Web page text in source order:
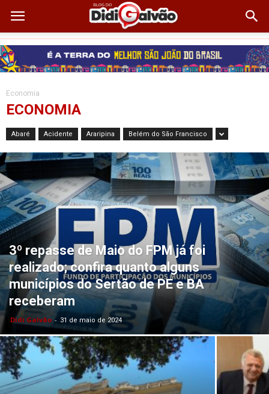
Economia
ECONOMIA
Abaré Acidente Araripina Belém do São Francisco
3º repasse de Maio do FPM já foi
realizado; confira quanto alguns
municípios do Sertão de PE e BA
receberam
Didi Galvão - 31 de maio de 2024